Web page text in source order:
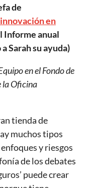
de
en
Informe anual
Sarah su ayuda)
en el Fondo de
la Oficina
tienda de
muchos tipos
y riesgos
de los debates
puede crear